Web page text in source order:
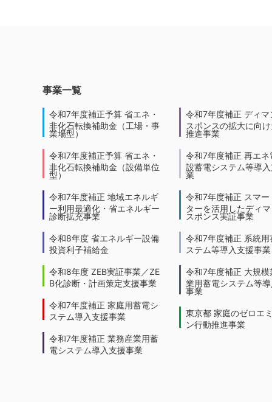
事業一覧
令和7年度補正予算 省エネ・
非化石転換補助金（工場・事
業場型）
令和7年度補正予算 省エネ・
非化石転換補助金（設備単位
型）
令和7年度補正 地域エネルギ
ー利用最適化・省エネルギー
診断拡充事業
令和8年度 省エネルギー設備
投資利子補給金
令和8年度 ZEB実証事業／ZE
B化診断・計画策定支援事業
令和7年度補正 家庭用蓄電シ
ステム導入支援事業
令和7年度補正 業務産業用蓄
電システム導入支援事業
令和7年度補正 ディマ
スポンスの拡大に向
推進事業
令和7年度補正 再エネ
設蓄電システム等導
業
令和7年度補正 スマー
ターを活用したディ
スポンス実証事業
令和7年度補正 系統用
ステム等導入支援事業
令和7年度補正 大規模
業用蓄電システム等
事業
東京都 家庭のゼロエ
ン行動推進事業